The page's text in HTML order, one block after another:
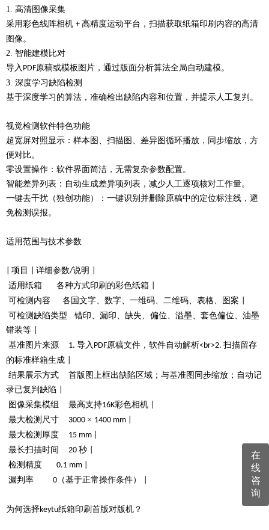
1. 高清图像采集
采用彩色线阵相机 + 高精度运动平台，扫描获取纸箱印刷内容的高清
图像。
2. 智能建模比对
导入 PDF原稿或模板图片，通过版面分析算法全局自动建模。
3. 深度学习缺陷检测
基于深度学习的算法，准确检出缺陷内容和位置，并提示人工复判。
视觉检测软件特色功能
超宽屏对照显示：样本图、扫描图、差异图循环播放，同步缩放，方
便对比。
零设置操作：软件界面简洁，无需复杂参数配置。
智能差异列表：自动生成差异项列表，减少人工逐项核对工作量。
一键去干扰（独创功能）：一键识别并删除原稿中的定位标注线，避
免检测误报。
适用范围与技术参数
项目 详细参数/说明
适用纸箱
各种方式印刷的彩色纸箱
可检测内容
各国文字、数字、一维码、二维码、表格、图案
可检测缺陷类型
错印、漏印、缺失、偏位、溢墨、套色偏位、油墨
错装等
基准图片来源
1. 导入 PDF原稿文件，软件自动解析<br>2. 扫描留存
的标准样箱生成
结果展示方式
首版图上框出缺陷区域；与基准图同步缩放；自动记
录已复判缺陷
图像采集模组
最高支持16K彩色相机
最大检测尺寸
3000 × 1400 mm |
最大检测厚度
15 mm |
最长扫描时间
20 秒
检测精度
0.1 mm |
漏判率
0 （基于正常操作条件）
为何选择keytu纸箱印刷首版对版机？
在
线
咨
询